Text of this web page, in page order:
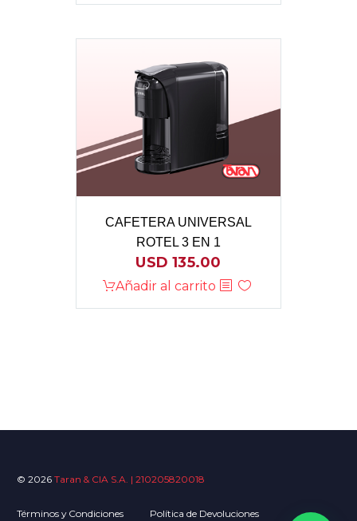
CAFETERA UNIVERSAL
ROTEL 3 EN 1
USD135.00
Añadir al carrito
© 2026 Taran & CIA S.A. | 210205820018
Términos y Condiciones Política de Devoluciones